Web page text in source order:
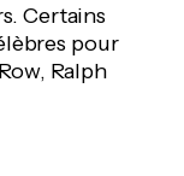
Certains
pour
Ralph